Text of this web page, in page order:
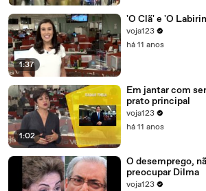
1:37
'O Clã' e 'O
voja123
há 11 anos
1:02
Em jantar com
prato principal
voja123
há 11 anos
O desemprego,
preocupar Dilma
voja123